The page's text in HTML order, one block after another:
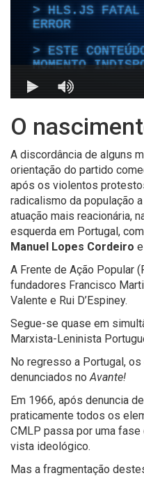
O
A discordância de alguns
orientação do partido
após os violentos
radicalismo da população
atuação mais reacionária,
esquerda em Portugal,
Manuel Lopes Cordeiro
A Frente de Ação Popular
fundadores Francisco
Valente e Rui D’Espiney.
Segue-se quase em
Marxista-Leninista
No regresso a Portugal,
denunciados noAvante!
Em 1966, após denuncia
praticamente todos os
CMLP passa por uma fase
vista ideológico.
Mas a fragmentação